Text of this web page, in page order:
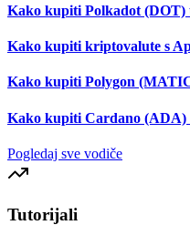
Kako kupiti Polkadot (DOT)
Kako kupiti kriptovalute s
Kako kupiti Polygon
Kako kupiti Cardano (ADA)
Pogledaj sve vodiče
Tutorijali